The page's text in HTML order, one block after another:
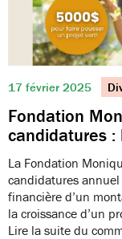
17 février 2025
Fondation
candidatures
La Fondation
candidatures
financière d’un
la croissance d’un
Lire la suite du